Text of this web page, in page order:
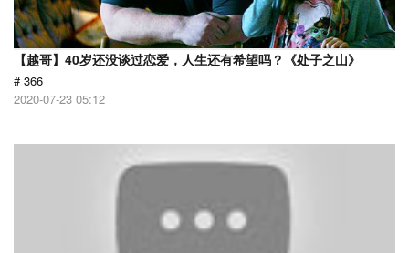
【越哥】40岁还没谈过恋爱，人生还有希望吗？《处子之山》
# 366
2020-07-23 05:12